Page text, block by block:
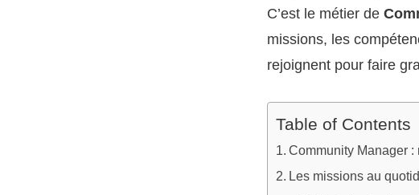
C’est le métier de
missions, les
rejoignent pour faire
Table of Contents
Community Manager
Les missions au